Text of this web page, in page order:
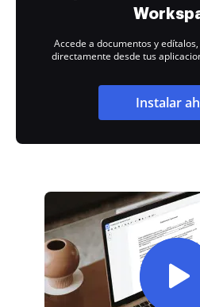
Accede a documentos y
directamente desde tus
Instalar